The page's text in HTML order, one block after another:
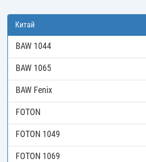
Китай
BAW 1044
BAW 1065
BAW Fenix
FOTON
FOTON 1049
FOTON 1069